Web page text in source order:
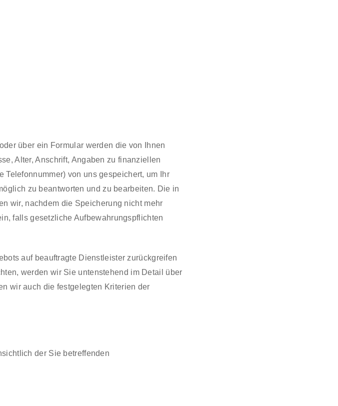
über ein Formular werden die von Ihnen
Alter, Anschrift, Angaben zu finanziellen
von uns gespeichert, um Ihr
zu beantworten und zu bearbeiten. Die in
wir, nachdem die Speicherung nicht mehr
falls gesetzliche Aufbewahrungspflichten
auf beauftragte Dienstleister zurückgreifen
werden wir Sie untenstehend im Detail über
wir auch die festgelegten Kriterien der
der Sie betreffenden